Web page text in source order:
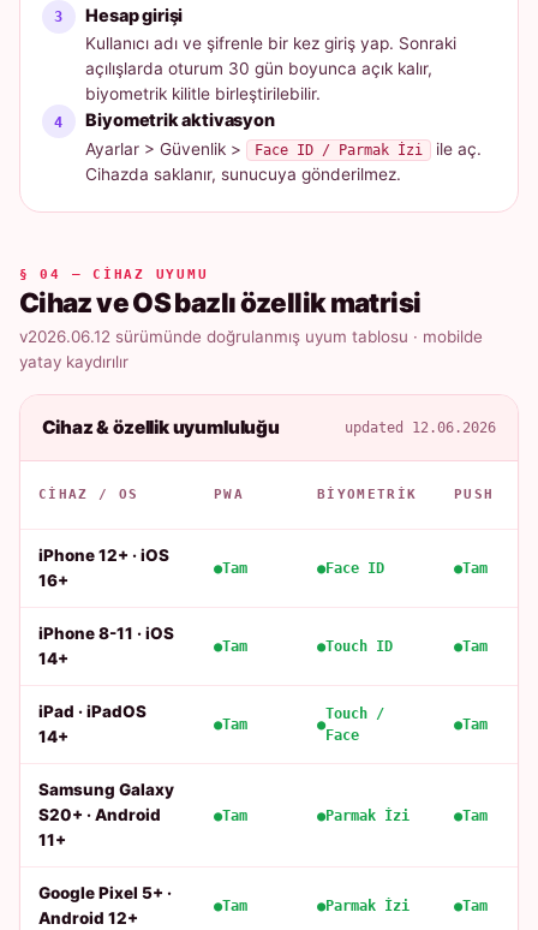
Hesap girişi
Kullanıcı adı ve şifrenle bir kez giriş yap. Sonraki
açılışlarda oturum 30 gün boyunca açık kalır,
biyometrik kilitle birleştirilebilir.
Biyometrik aktivasyon
Ayarlar > Güvenlik > Face ID / Parmak İzi
ile aç.
Cihazda saklanır, sunucuya gönderilmez.
§ 04 — CIHAZ UYUMU
Cihaz ve OS bazlı özellik matrisi
v2026.06.12 sürümünde doğrulanmış uyum tablosu · mobilde
yatay kaydırılır
Cihaz & özellik uyumluluğu updated 12.06.2026
CIHAZ / OS PWA BIYOMETRIK PUSH
iPhone 12+ · iOS
16+
Tam Face ID Tam
iPhone 8-11 · iOS
14+
Tam Touch ID Tam
iPad · iPadOS
14+
Tam
Touch /
Face
Tam
Samsung Galaxy
S20+ · Android
11+
Tam Parmak İzi Tam
Google Pixel 5+ ·
Android 12+
Tam Parmak İzi Tam